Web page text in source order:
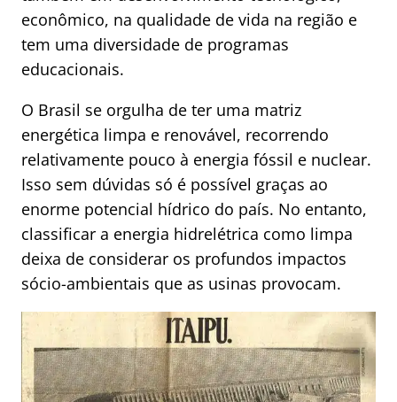
econômico, na qualidade de vida na região e
tem uma diversidade de programas
educacionais.
O Brasil se orgulha de ter uma matriz
energética limpa e renovável, recorrendo
relativamente pouco à energia fóssil e nuclear.
Isso sem dúvidas só é possível graças ao
enorme potencial hídrico do país. No entanto,
classificar a energia hidrelétrica como limpa
deixa de considerar os profundos impactos
sócio-ambientais que as usinas provocam.